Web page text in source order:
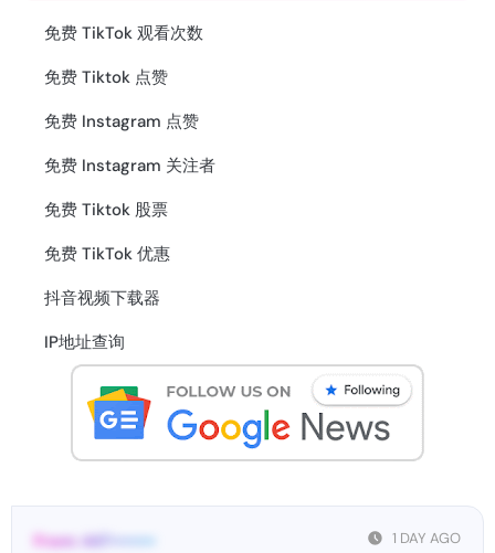
免费 TikTok 观看次数
免费 Tiktok 点赞
免费 Instagram 点赞
免费 Instagram 关注者
免费 Tiktok 股票
免费 TikTok 优惠
抖音视频下载器
IP地址查询
1 DAY AGO
From: 447••••••••